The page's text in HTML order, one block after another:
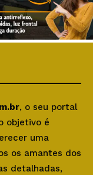
, o seu portal
objetivo é
uma
os amantes dos
detalhadas,